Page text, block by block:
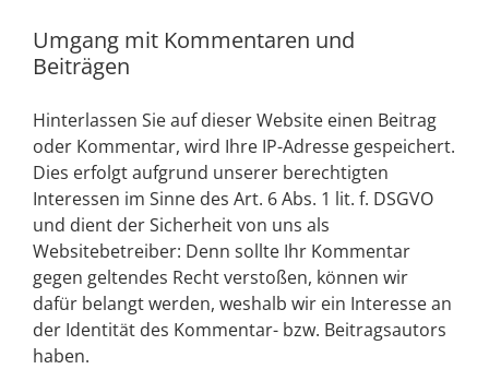
Umgang mit Kommentaren und
Beiträgen
Hinterlassen Sie auf dieser Website einen Beitrag
oder Kommentar, wird Ihre IP-Adresse gespeichert.
Dies erfolgt aufgrund unserer berechtigten
Interessen im Sinne des Art. 6 Abs. 1 lit. f. DSGVO
und dient der Sicherheit von uns als
Websitebetreiber: Denn sollte Ihr Kommentar
gegen geltendes Recht verstoßen, können wir
dafür belangt werden, weshalb wir ein Interesse an
der Identität des Kommentar- bzw. Beitragsautors
haben.